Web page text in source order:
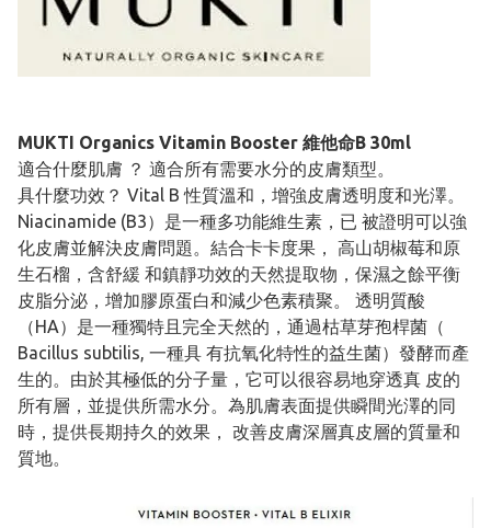
MUKTI Organics Vitamin Booster 維他命B 30ml
適合什麼肌膚 ？ 適合所有需要水分的皮膚類型。
具什麼功效？ Vital B 性質溫和，增強皮膚透明度和光澤。
Niacinamide (B3）是一種多功能維生素，已 被證明可以強
化皮膚並解決皮膚問題。結合卡卡度果， 高山胡椒莓和原
生石榴，含舒緩 和鎮靜功效的天然提取物，保濕之餘平衡
皮脂分泌​​，增加膠原蛋白和減少色素積聚。 透明質酸
（HA）是一種獨特且完全天然的，通過枯草芽孢桿菌（
Bacillus subtilis, 一種具 有抗氧化特性的益生菌）發酵而產
生的。由於其極低的分子量，它可以很容易地穿透真 皮的
所有層，並提供所需水分。為肌膚表面提供瞬間光澤的同
時，提供長期持久的效果， 改善皮膚深層真皮層的質量和
質地。